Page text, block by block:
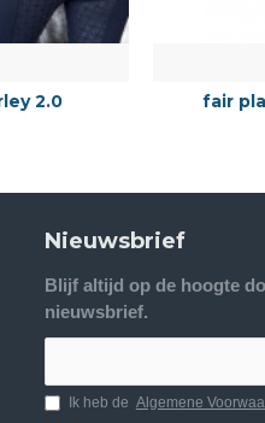
2.0 fair
Nieuwsbrief
Blijf altijd op de hoogte
nieuwsbrief.
Ik heb de Algemene